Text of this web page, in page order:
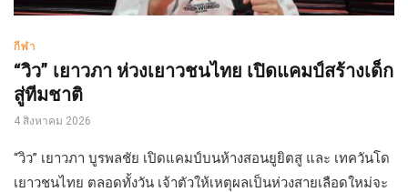
กีฬา
“วิว” เยาวภา ห่วงเยาวชนไทย เปิดแคมป์สร้างเด็ก
สู่ทีมชาติ
4 สิงหาคม 2026
“วิว” เยาวภา บูรพลชัย เปิดแคมป์บนห้างสอนยูยิตสู และ เทควันโด
เยาวชนไทย ตลอดทั้งวัน เจ้าตัวให้เหตุผลเป็นห่วงสายเลือดใหม่จะ